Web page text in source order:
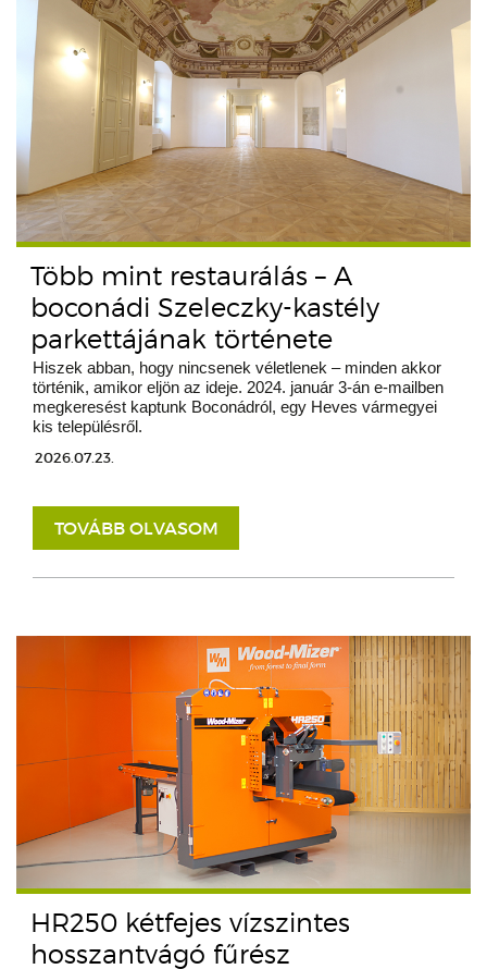
Több mint restaurálás – A
boconádi Szeleczky-kastély
parkettájának története
Hiszek abban, hogy nincsenek véletlenek – minden akkor
történik, amikor eljön az ideje. 2024. január 3-án e-mailben
megkeresést kaptunk Boconádról, egy Heves vármegyei
kis településről.
2026.07.23.
TOVÁBB OLVASOM
HR250 kétfejes vízszintes
hosszantvágó fűrész